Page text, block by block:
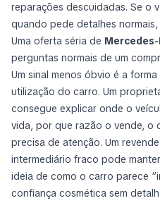
reparações descuidadas. Se o
quando pede detalhes
Uma oferta séria de
perguntas normais de um
Um sinal menos óbvio é a
utilização do carro. Um
consegue explicar onde o
vida, por que razão o vende, o
precisa de atenção. Um
intermediário fraco pode
ideia de como o carro parece
confiança cosmética sem